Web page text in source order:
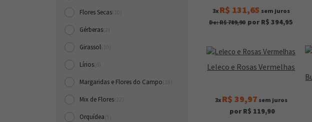
Flores Secas
Gérberas
Girassol
Lírios
Margaridas e Flores do Campo
Mix de Flores
Orquídea
3x R$ 131,65 sem juros
De: R$ 789,90 por R$ 394,95
Leleco e Rosas Vermelhas
3x R$ 39,97 sem juros
por R$ 119,90